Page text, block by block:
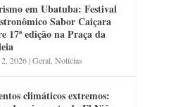
em Ubatuba: Festival
Sabor Caiçara
17ª edição na Praça da
2, 2026|Geral ,Notícias
climáticos extremos: